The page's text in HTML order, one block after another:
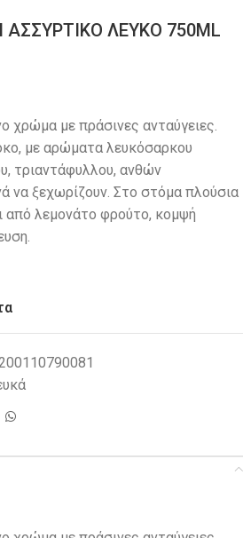
ΑΣΣΥΡΤΙΚΟ ΛΕΥΚΟ 750ML
χρώµα µε πράσινες ανταύγειες.
με αρώματα λευκόσαρκου
τριαντάφυλλου, ανθών
να ξεχωρίζουν. Στο στόµα πλούσια
από λεµονάτο φρούτο, κοµψή